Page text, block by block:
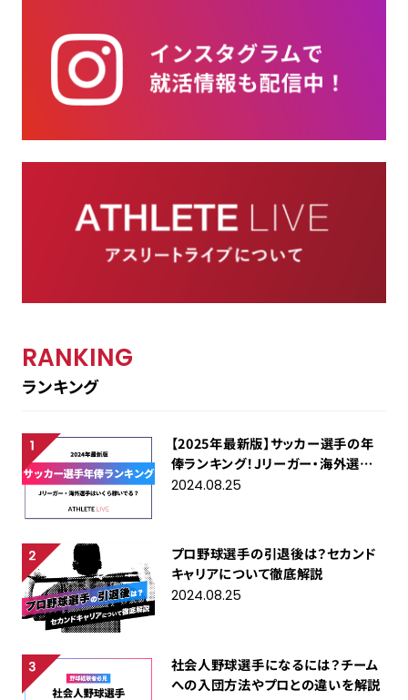
RANKING
ランキング
【2025年最新版】サッカー選手の年
俸ランキング！Jリーガー・海外選手
はいくら稼いでる？
2024.08.25
プロ野球選手の引退後は？セカンド
キャリアについて徹底解説
2024.08.25
社会人野球選手になるには？チーム
への入団方法やプロとの違いを解説